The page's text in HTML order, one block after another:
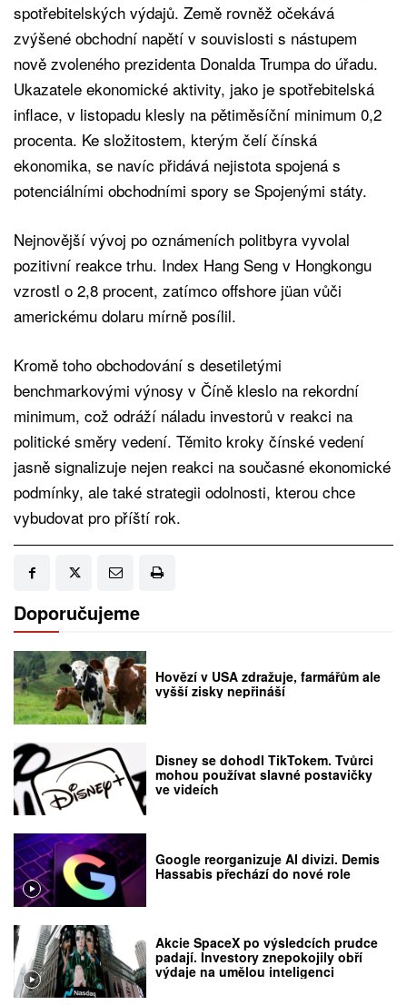
spotřebitelských výdajů. Země rovněž očekává
zvýšené obchodní napětí v souvislosti s nástupem
nově zvoleného prezidenta Donalda Trumpa do úřadu.
Ukazatele ekonomické aktivity, jako je spotřebitelská
inflace, v listopadu klesly na pětiměsíční minimum 0,2
procenta. Ke složitostem, kterým čelí čínská
ekonomika, se navíc přidává nejistota spojená s
potenciálními obchodními spory se Spojenými státy.
Nejnovější vývoj po oznámeních politbyra vyvolal
pozitivní reakce trhu. Index Hang Seng v Hongkongu
vzrostl o 2,8 procent, zatímco offshore jüan vůči
americkému dolaru mírně posílil.
Kromě toho obchodování s desetiletými
benchmarkovými výnosy v Číně kleslo na rekordní
minimum, což odráží náladu investorů v reakci na
politické směry vedení. Těmito kroky čínské vedení
jasně signalizuje nejen reakci na současné ekonomické
podmínky, ale také strategii odolnosti, kterou chce
vybudovat pro příští rok.
Doporučujeme
Hovězí v USA zdražuje, farmářům ale
vyšší zisky nepřináší
Disney se dohodl TikTokem. Tvůrci
mohou používat slavné postavičky
ve videích
Google reorganizuje AI divizi. Demis
Hassabis přechází do nové role
Akcie SpaceX po výsledcích prudce
padají. Investory znepokojily obří
výdaje na umělou inteligenci